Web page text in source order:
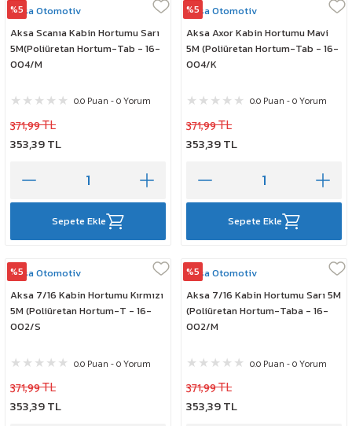
%5
Aksa Otomotiv
Aksa Scanıa Kabin Hortumu Sarı
5M(Poliüretan Hortum-Tab - 16-
004/M
0.0 Puan - 0 Yorum
371,99 TL
353,39 TL
Sepete Ekle
%5
Aksa Otomotiv
Aksa Axor Kabin Hortumu Mavi
5M (Poliüretan Hortum-Tab - 16-
004/K
0.0 Puan - 0 Yorum
371,99 TL
353,39 TL
Sepete Ekle
%5
Aksa Otomotiv
Aksa 7/16 Kabin Hortumu Kırmızı
5M (Poliüretan Hortum-T - 16-
002/S
0.0 Puan - 0 Yorum
371,99 TL
353,39 TL
%5
Aksa Otomotiv
Aksa 7/16 Kabin Hortumu Sarı 5M
(Poliüretan Hortum-Taba - 16-
002/M
0.0 Puan - 0 Yorum
371,99 TL
353,39 TL